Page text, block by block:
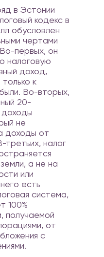
в Эстонии
кодекс в
обусловлен
чертами
первых, он
налоговую
доход,
к
Во-вторых,
20-
доходы
не
доходы от
третьих, налог
а не на
или
есть
система,
100%
получаемой
от
с